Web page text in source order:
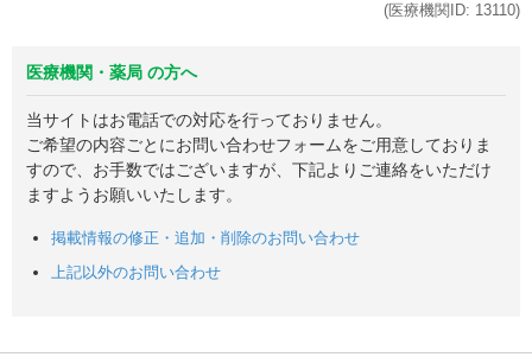
(医療機関ID: 13110)
医療機関・薬局 の方へ
当サイトはお電話での対応を行っておりません。
ご希望の内容ごとにお問い合わせフォームをご用意しておりま
すので、お手数ではございますが、下記よりご連絡をいただけ
ますようお願いいたします。
掲載情報の修正・追加・削除のお問い合わせ
上記以外のお問い合わせ